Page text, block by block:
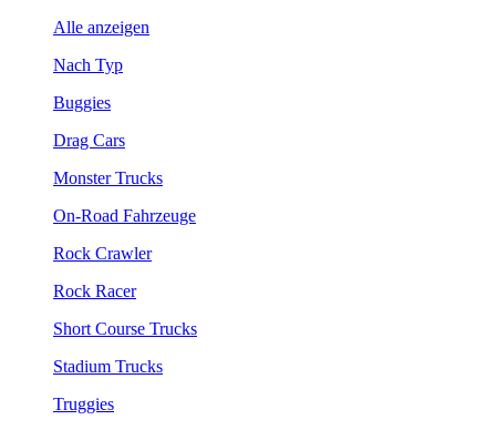
Alle anzeigen
Nach Typ
Buggies
Drag Cars
Monster Trucks
On-Road Fahrzeuge
Rock Crawler
Rock Racer
Short Course Trucks
Stadium Trucks
Truggies